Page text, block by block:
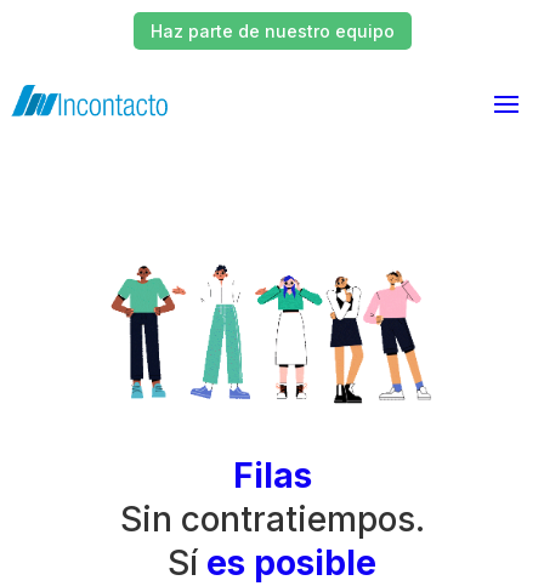
Haz parte de nuestro equipo
Filas
Sin contratiempos.
Sí es posible